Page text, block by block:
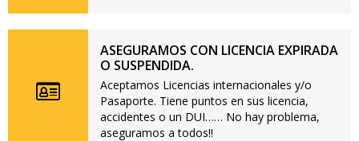
ASEGURAMOS CON LICENCIA EXPIRADA
O SUSPENDIDA.
Aceptamos Licencias internacionales y/o
Pasaporte. Tiene puntos en sus licencia,
accidentes o un DUI…… No hay problema,
aseguramos a todos!!